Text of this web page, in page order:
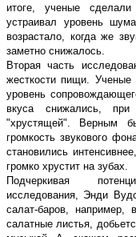
итоге, ученые
устраивал уровень
возрастало, когда же
заметно снижалось.
Вторая часть
жесткости пищи. Ученые
уровень
вкуса снижались,
"хрустящей". Верным
громкость звукового
становились
громко хрустит на зубах.
Подчеркивая
исследования, Энди
салат-баров, например,
салатные листья,